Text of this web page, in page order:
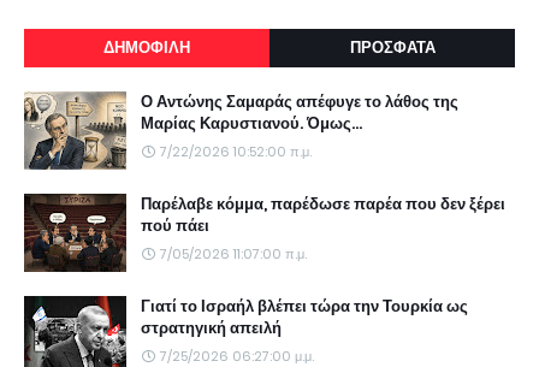
ΔΗΜΟΦΙΛΗ ΠΡΟΣΦΑΤΑ
Ο Αντώνης Σαμαράς απέφυγε το λάθος της
Μαρίας Καρυστιανού. Όμως...
7/22/2026 10:52:00 π.μ.
Παρέλαβε κόμμα, παρέδωσε παρέα που δεν ξέρει
πού πάει
7/05/2026 11:07:00 π.μ.
Γιατί το Ισραήλ βλέπει τώρα την Τουρκία ως
στρατηγική απειλή
7/25/2026 06:27:00 μ.μ.